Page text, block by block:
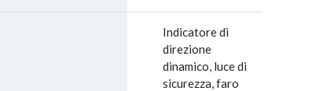
Indicatore di
direzione
dinamico, luce di
sicurezza, faro